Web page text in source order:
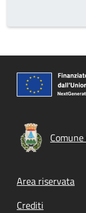
Footer
Area riservata
Crediti